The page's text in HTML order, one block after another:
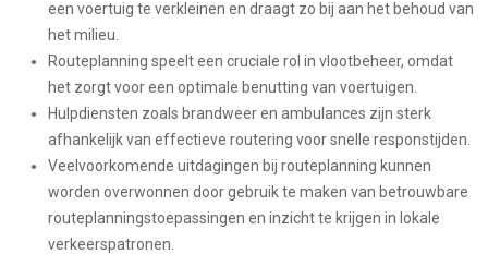
een voertuig te verkleinen en draagt zo bij aan het behoud van
het milieu.
Routeplanning speelt een cruciale rol in vlootbeheer, omdat
het zorgt voor een optimale benutting van voertuigen.
Hulpdiensten zoals brandweer en ambulances zijn sterk
afhankelijk van effectieve routering voor snelle responstijden.
Veelvoorkomende uitdagingen bij routeplanning kunnen
worden overwonnen door gebruik te maken van betrouwbare
routeplanningstoepassingen en inzicht te krijgen in lokale
verkeerspatronen.